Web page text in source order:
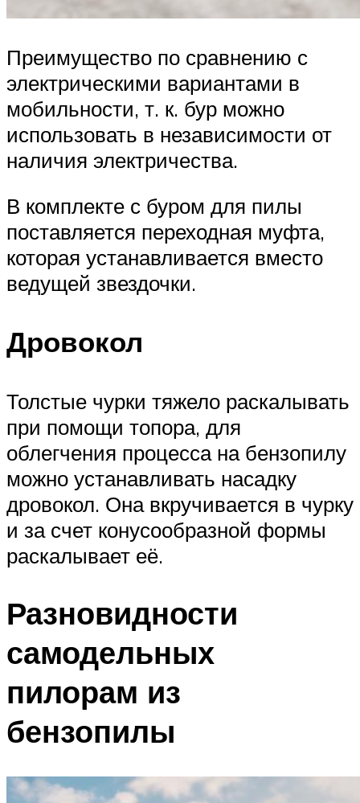
Преимущество по сравнению с
электрическими вариантами в
мобильности, т. к. бур можно
использовать в независимости от
наличия электричества.
В комплекте с буром для пилы
поставляется переходная муфта,
которая устанавливается вместо
ведущей звездочки.
Дровокол
Толстые чурки тяжело раскалывать
при помощи топора, для
облегчения процесса на бензопилу
можно устанавливать насадку
дровокол. Она вкручивается в чурку
и за счет конусообразной формы
раскалывает её.
Разновидности
самодельных
пилорам из
бензопилы